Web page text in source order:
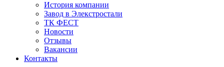
История компании
Завод в Элекстростали
ТК ФЕСТ
Новости
Отзывы
Вакансии
Контакты